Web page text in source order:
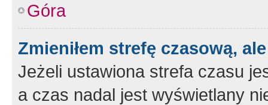
Góra
Zmieniłem strefę czasową,
Jeżeli ustawiona strefa czasu
a czas nadal jest wyświetlany